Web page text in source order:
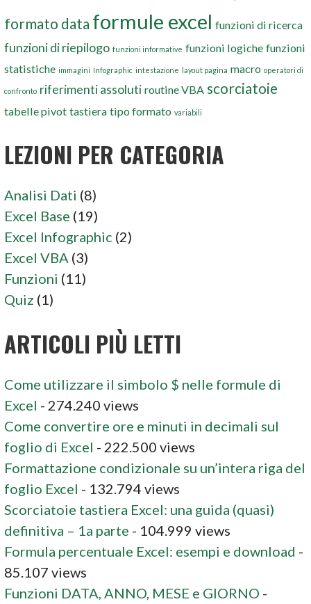
formato data formule excel funzioni di ricerca
funzioni di riepilogo funzioni informative funzioni logiche funzioni
statistiche immagini Infographic intestazione layout pagina macro operatori di
confronto riferimenti assoluti routine VBA scorciatoie
tabelle pivot tastiera tipo formato variabili
LEZIONI PER CATEGORIA
Analisi Dati (8)
Excel Base (19)
Excel Infographic (2)
Excel VBA (3)
Funzioni (11)
Quiz (1)
ARTICOLI PIÙ LETTI
Come utilizzare il simbolo $ nelle formule di
Excel - 274.240 views
Come convertire ore e minuti in decimali sul
foglio di Excel - 222.500 views
Formattazione condizionale su un’intera riga del
foglio Excel - 132.794 views
Scorciatoie tastiera Excel: una guida (quasi)
definitiva – 1a parte - 104.999 views
Formula percentuale Excel: esempi e download -
85.107 views
Funzioni DATA, ANNO, MESE e GIORNO -